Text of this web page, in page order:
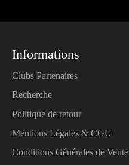
Informations
Clubs Partenaires
Recherche
Politique de retour
Mentions Légales & CGU
Conditions Générales de Vente